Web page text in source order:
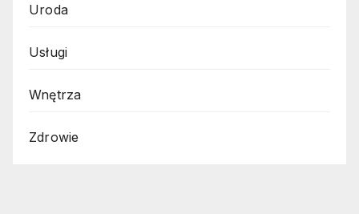
Uroda
Usługi
Wnętrza
Zdrowie